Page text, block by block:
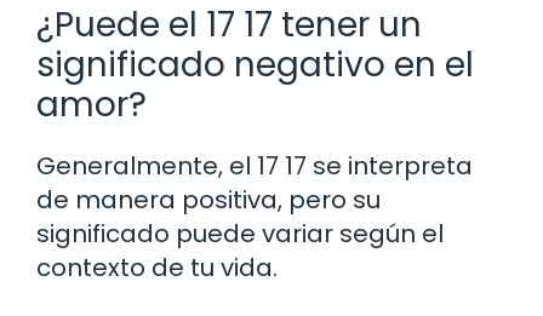
¿Puede el 17 17 tener un
significado negativo en el
amor?
Generalmente, el 17 17 se interpreta
de manera positiva, pero su
significado puede variar según el
contexto de tu vida.